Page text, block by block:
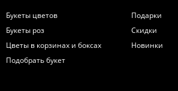
Букеты цветов
Букеты роз
Цветы в корзинах и боксах
Подобрать букет
Подарки
Скидки
Новинки